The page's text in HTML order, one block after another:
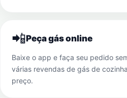
📲Peça gás online
Baixe o app e faça seu pedido
várias revendas de gás de
preço.